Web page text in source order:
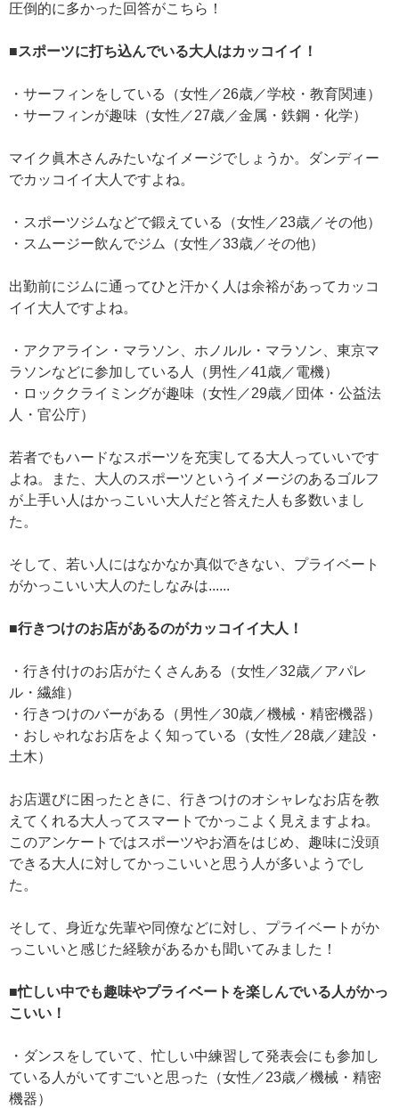
圧倒的に多かった回答がこちら！
■スポーツに打ち込んでいる大人はカッコイイ！
・サーフィンをしている（女性／26歳／学校・教育関連）
・サーフィンが趣味（女性／27歳／金属・鉄鋼・化学）
マイク眞木さんみたいなイメージでしょうか。ダンディー
でカッコイイ大人ですよね。
・スポーツジムなどで鍛えている（女性／23歳／その他）
・スムージー飲んでジム（女性／33歳／その他）
出勤前にジムに通ってひと汗かく人は余裕があってカッコ
イイ大人ですよね。
・アクアライン・マラソン、ホノルル・マラソン、東京マ
ラソンなどに参加している人（男性／41歳／電機）
・ロッククライミングが趣味（女性／29歳／団体・公益法
人・官公庁）
若者でもハードなスポーツを充実してる大人っていいです
よね。また、大人のスポーツというイメージのあるゴルフ
が上手い人はかっこいい大人だと答えた人も多数いまし
た。
そして、若い人にはなかなか真似できない、プライベート
がかっこいい大人のたしなみは......
■行きつけのお店があるのがカッコイイ大人！
・行き付けのお店がたくさんある（女性／32歳／アパレ
ル・繊維）
・行きつけのバーがある（男性／30歳／機械・精密機器）
・おしゃれなお店をよく知っている（女性／28歳／建設・
土木）
お店選びに困ったときに、行きつけのオシャレなお店を教
えてくれる大人ってスマートでかっこよく見えますよね。
このアンケートではスポーツやお酒をはじめ、趣味に没頭
できる大人に対してかっこいいと思う人が多いようでし
た。
そして、身近な先輩や同僚などに対し、プライベートがか
っこいいと感じた経験があるかも聞いてみました！
■忙しい中でも趣味やプライベートを楽しんでいる人がかっ
こいい！
・ダンスをしていて、忙しい中練習して発表会にも参加し
ている人がいてすごいと思った（女性／23歳／機械・精密
機器）